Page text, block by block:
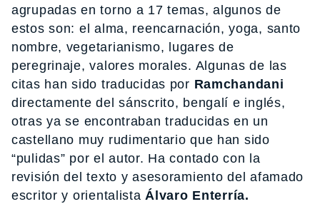
agrupadas en torno a 17 temas, algunos de
estos son: el alma, reencarnación, yoga, santo
nombre, vegetarianismo, lugares de
peregrinaje, valores morales. Algunas de las
citas han sido traducidas por Ramchandani
directamente del sánscrito, bengalí e inglés,
otras ya se encontraban traducidas en un
castellano muy rudimentario que han sido
“pulidas” por el autor. Ha contado con la
revisión del texto y asesoramiento del afamado
escritor y orientalistaÁlvaro Enterría.